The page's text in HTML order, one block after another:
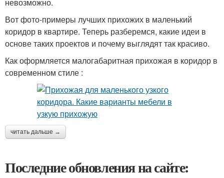
Вот фото-примеры лучших прихожих в маленький
коридор в квартире. Теперь разберемся, какие идеи в
основе таких проектов и почему выглядят так красиво.
Как оформляется малогабаритная прихожая в коридор в
современном стиле :
читать дальше →
Последние обновления на сайте: